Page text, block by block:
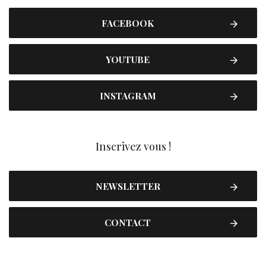
FACEBOOK
YOUTUBE
INSTAGRAM
Inscrivez vous !
NEWSLETTER
CONTACT